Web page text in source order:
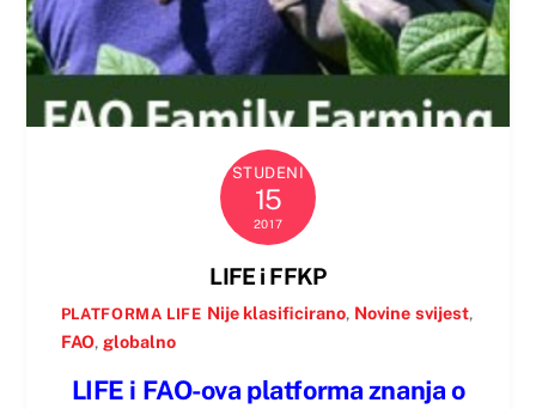
STUDENI
15
2017
LIFE i FFKP
PLATFORMA LIFE Nije klasificirano, Novine svijest,
FAO, globalno
LIFE i FAO-ova platforma znanja o